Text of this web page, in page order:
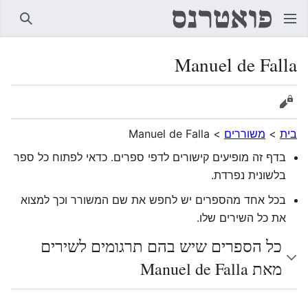
Manuel de Falla
הצגת מקור
בית > משוררים >
Manuel de Falla
בדף זה מופיעים קישורים לדפי ספרים. כדאי לפתוח כל ספר
בלשונית נפרדת.
בכל אחד מהספרים יש לחפש את שם המשורר וכך למצוא
את כל השירים שלו.
כל הספרים שיש בהם תרגומים לשירים
מאת Manuel de Falla